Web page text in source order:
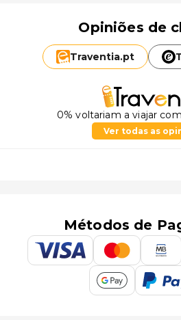
Opiniões de
Traventia.pt
0% voltariam a viajar
Ver todas as
Métodos de